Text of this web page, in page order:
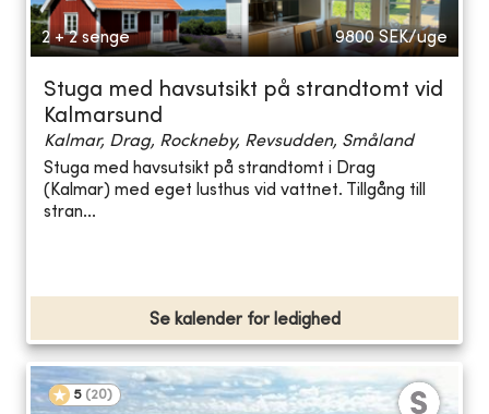
2 + 2 senge 9800 SEK/uge
Stuga med havsutsikt på strandtomt vid
Kalmarsund
Kalmar, Drag, Rockneby, Revsudden, Småland
Stuga med havsutsikt på strandtomt i Drag
(Kalmar) med eget lusthus vid vattnet. Tillgång till
stran...
Se kalender for ledighed
5 (20)